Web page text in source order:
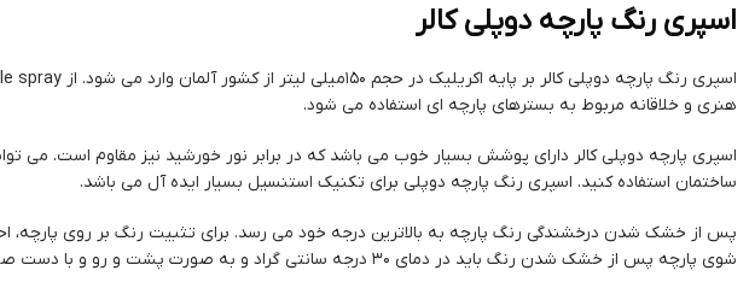
اسپری رنگ پارچه دوپلی کالر
هنری و خلاقانه مربوط به بسترهای پارچه ای استفاده می شود.
ساختمان استفاده کنید. اسپری رنگ پارچه دوپلی برای تکنیک استنسیل بسیار ایده آل می باشد.
پس از خشک شدن درخشندگی رنگ پارچه به بالاترین درجه خود می رسد. برای تثبیت رنگ بر روی پارچه،
شوی پارچه پس از خشک شدن رنگ باید در دمای 30 درجه سانتی گراد و به صورت پشت و رو و با دست صورت پذیرد.